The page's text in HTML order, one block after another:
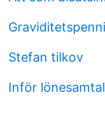
Stefan tilkov
Inför lönesamtal